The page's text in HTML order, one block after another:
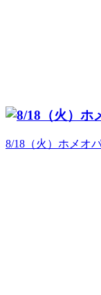
8/18（火）ホメオ